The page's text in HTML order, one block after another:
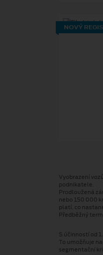
NOVÝ
Vyobrazení
podnikatele.
Prodloužená
nebo 150 000
platí, co
Předběžný
S účinností od
To umožňuje
segmentační